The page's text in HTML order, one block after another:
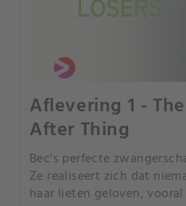
Aflevering 1 -
After Thing
Bec's perfecte
Ze realiseert zich dat
haar lieten geloven, vooral